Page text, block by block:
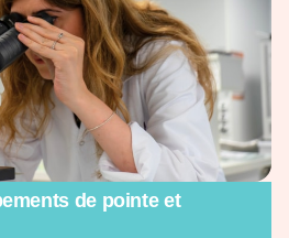
de pointe et